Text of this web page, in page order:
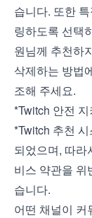
습니다. 또한
링하도록 선택
원님께 추천하
삭제하는 방법
조해 주세요.
*Twitch 안전 지
*Twitch 추천
되었으며, 따라
비스 약관을 위
습니다.
어떤 채널이 커